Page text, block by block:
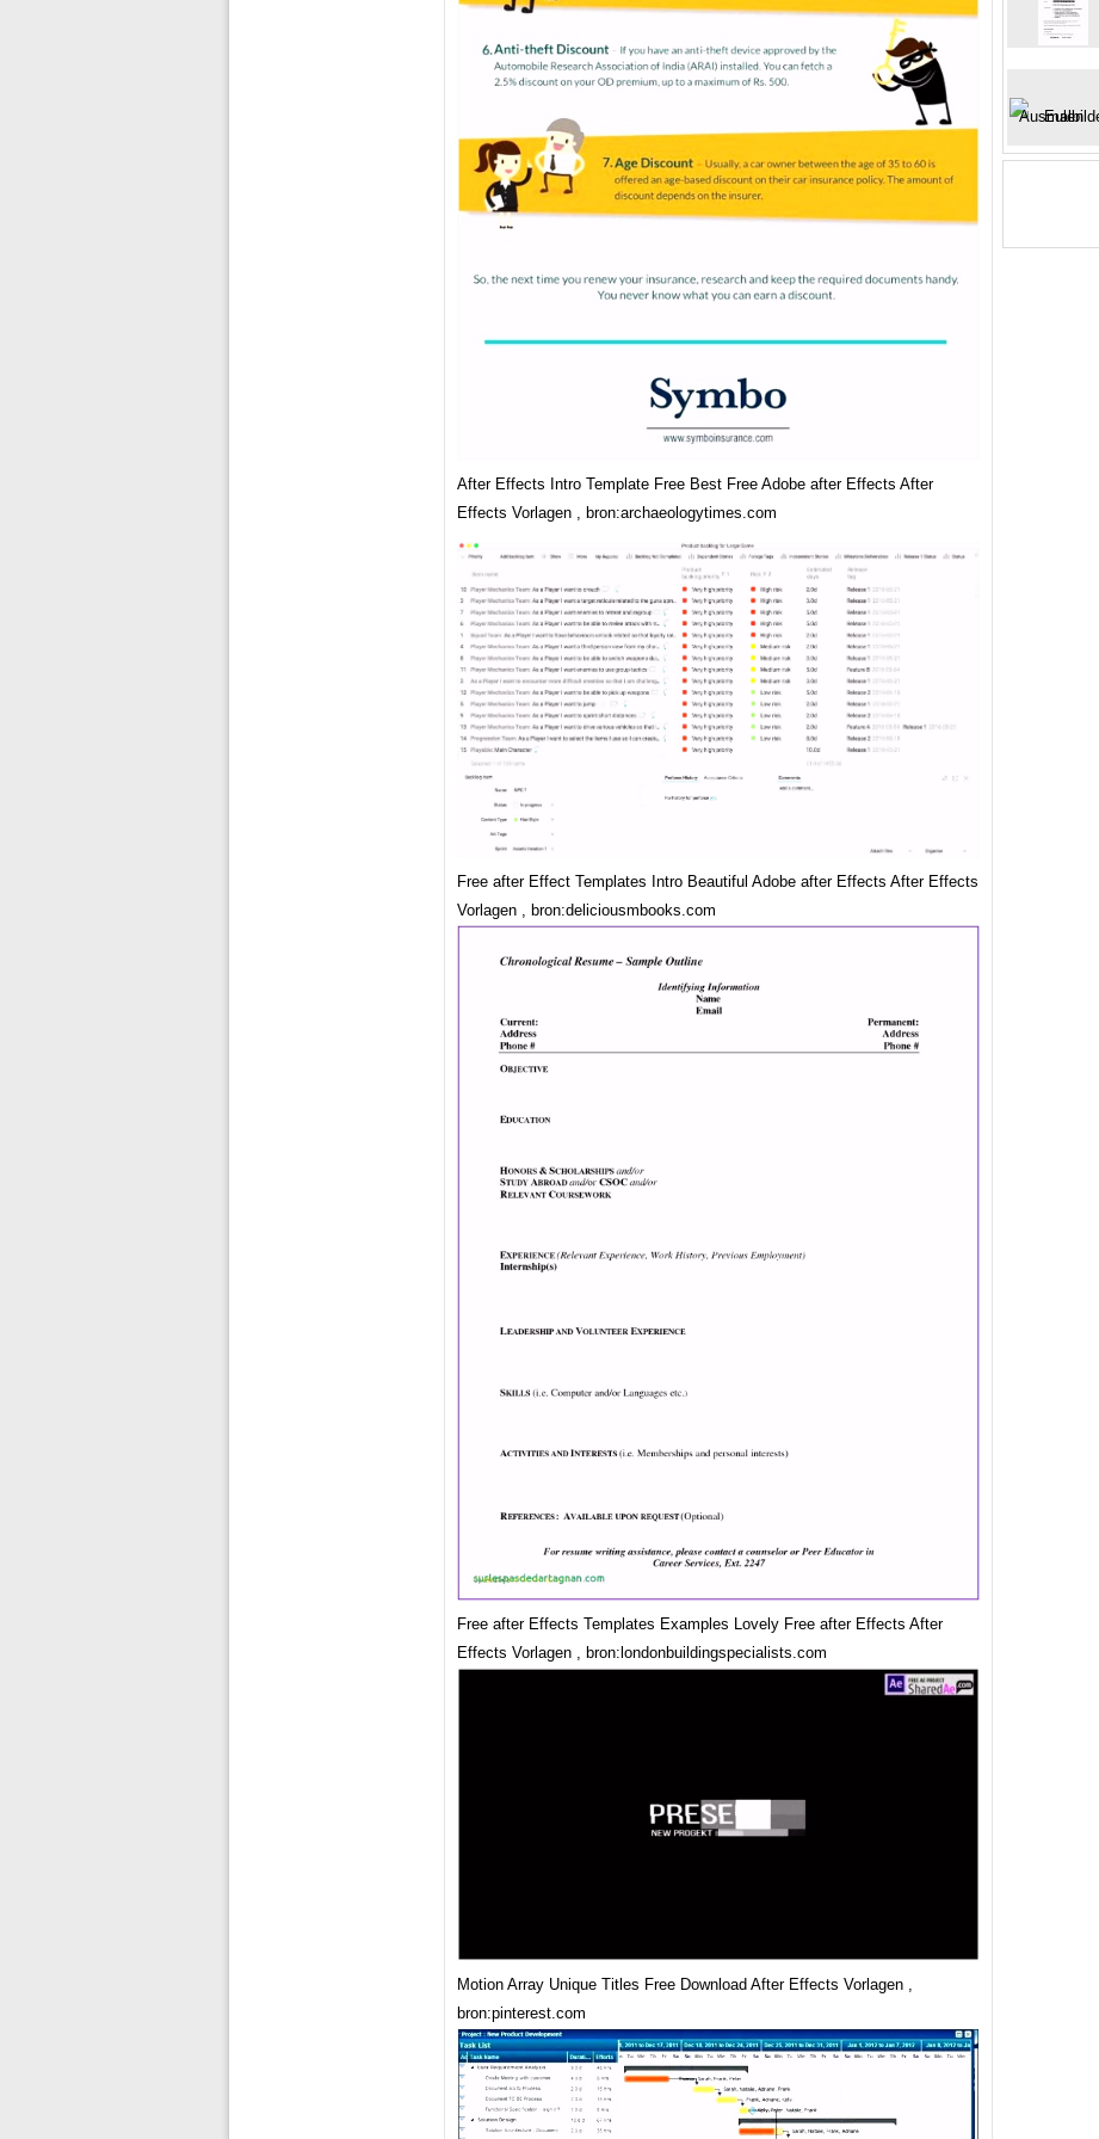
After Effects Intro Template Free Best Free Adobe after Effects After
Effects Vorlagen , bron:archaeologytimes.com
Free after Effect Templates Intro Beautiful Adobe after Effects After Effects
Vorlagen , bron:deliciousmbooks.com
Free after Effects Templates Examples Lovely Free after Effects After
Effects Vorlagen , bron:londonbuildingspecialists.com
Motion Array Unique Titles Free Download After Effects Vorlagen ,
bron:pinterest.com